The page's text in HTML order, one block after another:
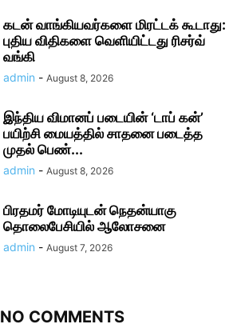
கடன் வாங்கியவர்களை மிரட்டக் கூடாது:
புதிய விதிகளை வெளியிட்டது ரிசர்வ்
வங்கி
admin - August 8, 2026
இந்திய விமானப் படையின் ‘டாப் கன்’
பயிற்சி மையத்தில் சாதனை படைத்த
முதல் பெண்...
admin - August 8, 2026
பிரதமர் மோடி​யுடன் நெதன்யாகு
தொலைபேசியில் ஆலோ​சனை
admin - August 7, 2026
NO COMMENTS